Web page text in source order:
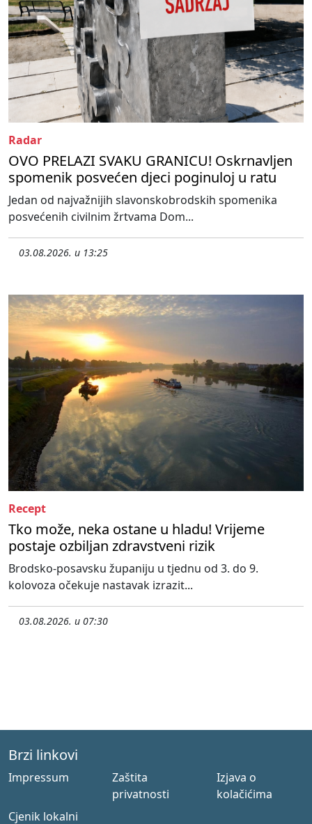
Radar
OVO PRELAZI SVAKU GRANICU! Oskrnavljen
spomenik posvećen djeci poginuloj u ratu
Jedan od najvažnijih slavonskobrodskih spomenika
posvećenih civilnim žrtvama Dom...
03.08.2026. u 13:25
Recept
Tko može, neka ostane u hladu! Vrijeme
postaje ozbiljan zdravstveni rizik
Brodsko-posavsku županiju u tjednu od 3. do 9.
kolovoza očekuje nastavak izrazit...
03.08.2026. u 07:30
Brzi linkovi
Impressum
Zaštita
privatnosti
Izjava o
kolačićima
Cjenik lokalni